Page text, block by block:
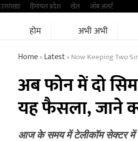
उत्तराखंड हिमांचल प्रदेश खेल जॉब अलर्ट
होम अभी अभी
Home»Latest»Now Keeping Two Sim
अब फोन में दो
यह फैसला, जाने
आज के समय में टेलीकॉम सेक्टर में